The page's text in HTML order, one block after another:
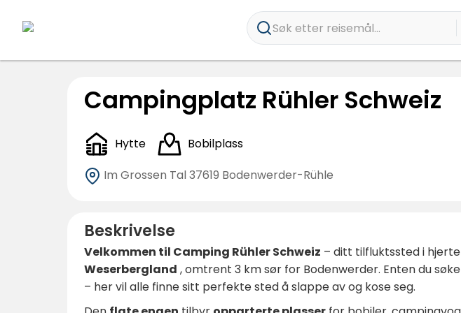
Søk etter reisemål...
Campingplatz Rühler Schweiz
Hytte
Bobilplass
Im Grossen Tal37619 Bodenwerder-Rühle
Beskrivelse
Velkommen til Camping Rühler Schweiz – ditt tilfluktssted i
Weserbergland , omtrent 3 km sør for Bodenwerder. Enten du
– her vil alle finne sitt perfekte sted å slappe av og kose seg.